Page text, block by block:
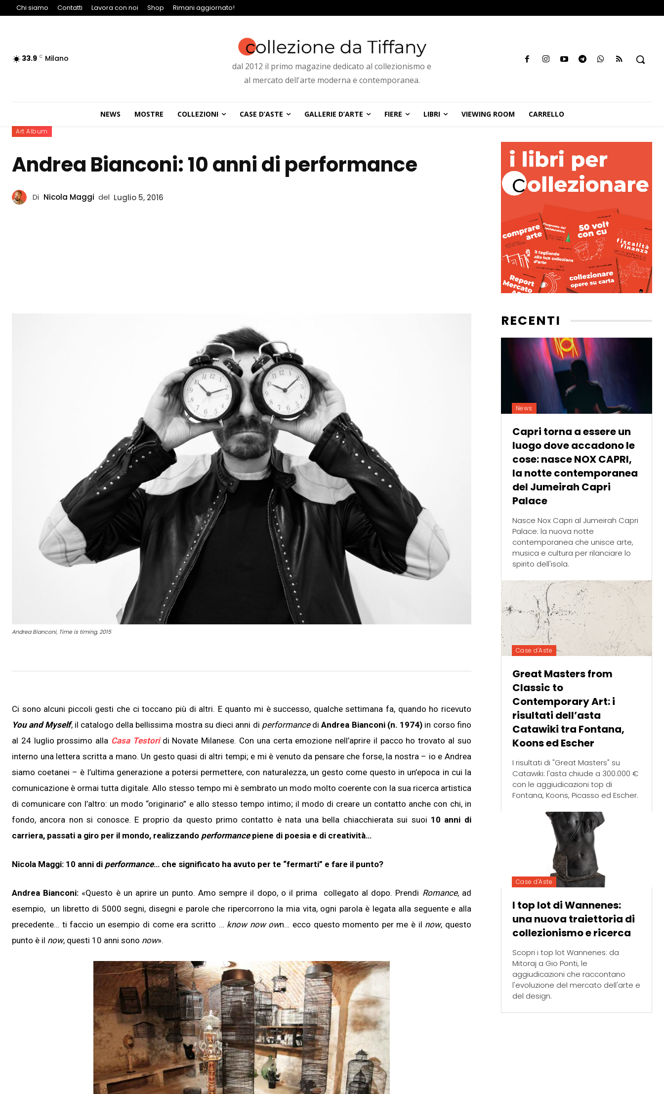
Chi siamo Contatti Lavora con noi Shop Rimani aggiornato!
33.9 C Milano
dal 2012 il primo magazine dedicato al collezionismo e
al mercato dell'arte moderna e contemporanea.
NEWS MOSTRE COLLEZIONI CASE D’ASTE GALLERIE D’ARTE FIERE LIBRI VIEWING ROOM CARRELLO
Art Album
Andrea Bianconi: 10 anni di performance
Di Nicola Maggi del Luglio 5, 2016
Andrea Bianconi, Time is timing, 2015
Ci sono alcuni piccoli gesti che ci toccano più di altri. E quanto mi è successo, qualche settimana fa, quando ho ricevuto
You and Myself, il catalogo della bellissima mostra su dieci anni di performancediAndrea Bianconi (n. 1974) in corso fino
al 24 luglio prossimo alla Casa Testoridi Novate Milanese. Con una certa emozione nell’aprire il pacco ho trovato al suo
interno una lettera scritta a mano. Un gesto quasi di altri tempi; e mi è venuto da pensare che forse, la nostra – io e Andrea
siamo coetanei – è l’ultima generazione a potersi permettere, con naturalezza, un gesto come questo in un’epoca in cui la
comunicazione è ormai tutta digitale. Allo stesso tempo mi è sembrato un modo molto coerente con la sua ricerca artistica
di comunicare con l’altro: un modo “originario” e allo stesso tempo intimo; il modo di creare un contatto anche con chi, in
fondo, ancora non si conosce. E proprio da questo primo contatto è nata una bella chiacchierata sui suoi 10 anni di
carriera, passati a giro per il mondo, realizzando performancepiene di poesia e di creatività…
Nicola Maggi: 10 anni di performance… che significato ha avuto per te “fermarti” e fare il punto?
Andrea Bianconi: «Questo è un aprire un punto. Amo sempre il dopo, o il prima collegato al dopo. Prendi Romance, ad
esempio, un libretto di 5000 segni, disegni e parole che ripercorrono la mia vita, ogni parola è legata alla seguente e alla
precedente… ti faccio un esempio di come era scritto … know now own… ecco questo momento per me è il now, questo
punto è il now, questi 10 anni sono now».
RECENTI
News
Capri torna a essere un
luogo dove accadono le
cose: nasce NOX CAPRI,
la notte contemporanea
del Jumeirah Capri
Palace
Nasce Nox Capri al Jumeirah Capri
Palace: la nuova notte
contemporanea che unisce arte,
musica e cultura per rilanciare lo
spirito dell'isola.
Case d'Aste
Great Masters from
Classic to
Contemporary Art: i
risultati dell’asta
Catawiki tra Fontana,
Koons ed Escher
I risultati di "Great Masters" su
Catawiki: l'asta chiude a 300.000 €
con le aggiudicazioni top di
Fontana, Koons, Picasso ed Escher.
Case d'Aste
I top lot di Wannenes:
una nuova traiettoria di
collezionismo e ricerca
Scopri i top lot Wannenes: da
Mitoraj a Gio Ponti, le
aggiudicazioni che raccontano
l'evoluzione del mercato dell'arte e
del design.